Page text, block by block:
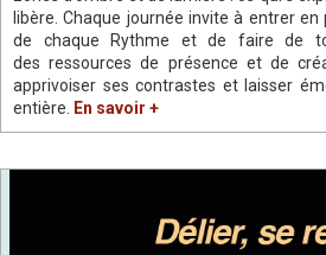
libère. Chaque journée invite à entrer
de chaque Rythme et de faire de
des ressources de présence et de
apprivoiser ses contrastes et laisser
entière.
En savoir +